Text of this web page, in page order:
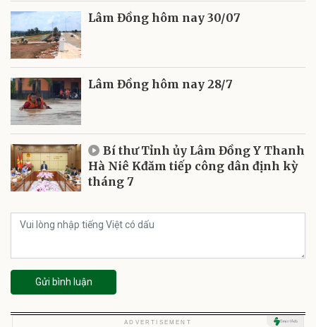
Lâm Đồng hôm nay 30/07
Lâm Đồng hôm nay 28/7
Bí thư Tỉnh ủy Lâm Đồng Y Thanh
Hà Niê Kđăm tiếp công dân định kỳ
tháng 7
Gửi bình luận
ADVERTISEMENT